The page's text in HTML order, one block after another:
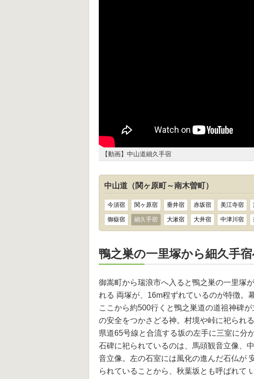
【動画】中山道細久手宿
中山道（関ヶ原町～南木曽町）
今須宿 関ヶ原宿 垂井宿 赤坂宿 美江寺宿
御嶽宿 細久手宿 大湫宿 大井宿 中津川宿
鴨之巣の一里塚から細久手
御嵩町から瑞浪市へ入ると鴨之巣の一里塚
れる 両塚が、16m程ずれているのが特徴。
ここから約500行くと鴨之巣道の道祖神碑
の安全をつかさどる神。村境や峠に祀られる
県道65号線と合流する坂の左手に三室に分
石碑に祀られているのは、馬頭観音立像、
音立像。左の石室には風化の進んだ石仏が
られていることから、秋葉坂とも呼ばれて